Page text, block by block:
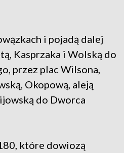
i pojadą dalej
Kasprzaka i Wolską do
przez plac Wilsona,
Okopową, aleją
do Dworca
które dowiozą